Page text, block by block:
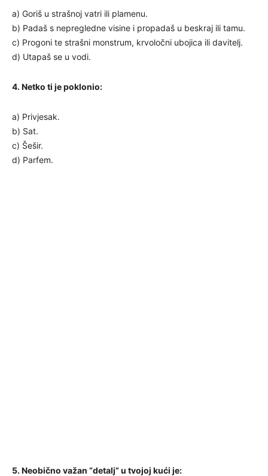
a) Goriš u strašnoj vatri ili plamenu.
b) Padaš s nepregledne visine i propadaš u beskraj ili tamu.
c) Progoni te strašni monstrum, krvoločni ubojica ili davitelj.
d) Utapaš se u vodi.
4. Netko ti je poklonio:
a) Privjesak.
b) Sat.
c) Šešir.
d) Parfem.
5. Neobično važan “detalj” u tvojoj kući je: